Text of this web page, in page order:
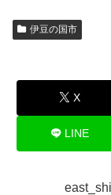
伊豆の国市
X
LINE